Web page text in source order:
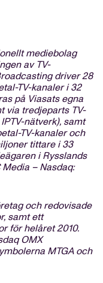
mediebolag
av TV-
driver 28
TV-kanaler i 32
på Viasats egna
via tredjeparts TV-
nätverk), samt
TV-kanaler och
tittare i 33
i Rysslands
– Nasdaq:
och redovisade
samt ett
för helåret 2010.
OMX
MTGA och